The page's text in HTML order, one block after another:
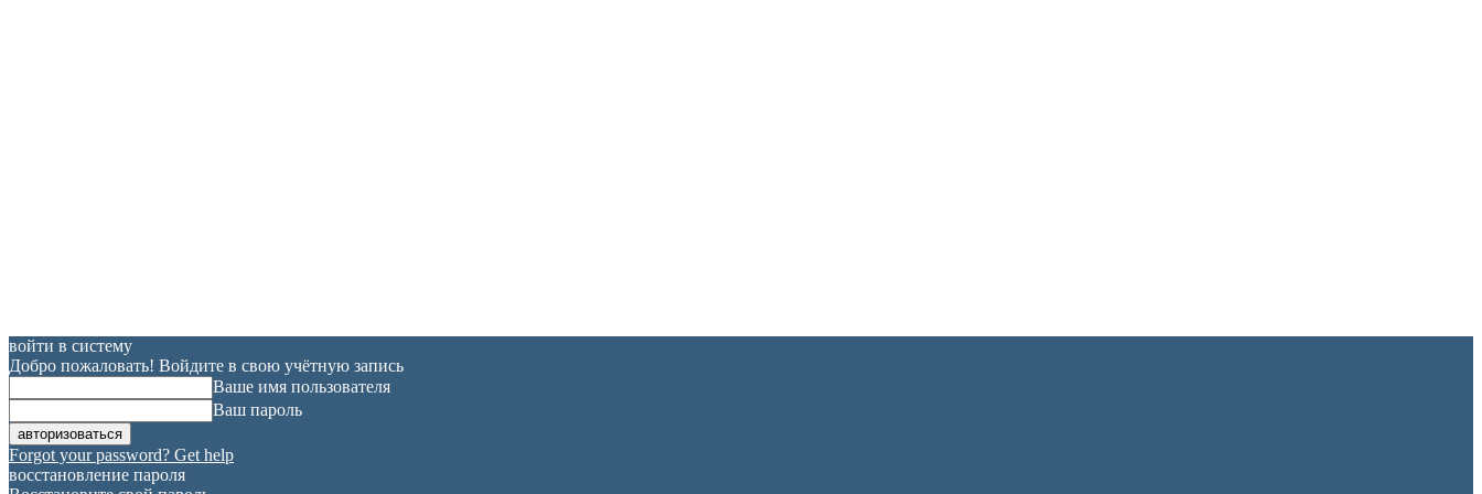
войти в систему
Добро пожаловать! Войдите в свою учётную запись
Ваше имя пользователя
Ваш пароль
Forgot your password? Get help
восстановление пароля